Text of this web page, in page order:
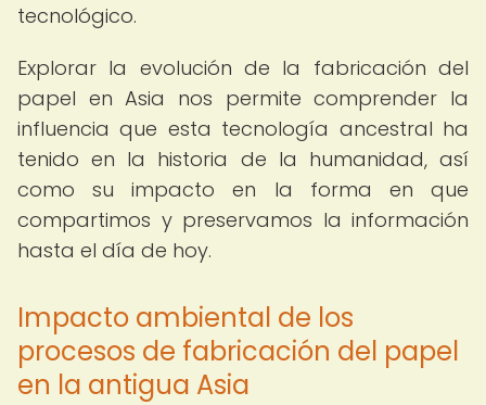
tecnológico.
Explorar la evolución de la fabricación del
papel en Asia nos permite comprender la
influencia que esta tecnología ancestral ha
tenido en la historia de la humanidad, así
como su impacto en la forma en que
compartimos y preservamos la información
hasta el día de hoy.
Impacto ambiental de los
procesos de fabricación del papel
en la antigua Asia